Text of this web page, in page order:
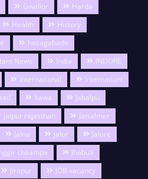
Gwalior
Harda
Health
History
hosagabade
News India
INDORE
international
Internationl
Itawa
Jabalpu
jaipur rajasthan
Jaisalmer
Jalna jalor
Jalore
chaampa
Jhabua
Jirapur
JOB vacancy